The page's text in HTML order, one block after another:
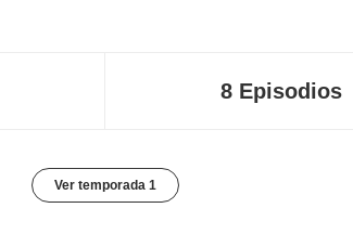
8 Episodios
Ver temporada 1